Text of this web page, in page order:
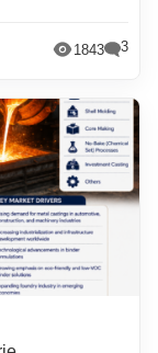
1843 3